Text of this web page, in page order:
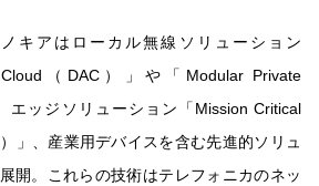
キアはローカル無線ソリューション
Cloud（DAC）」や「Modular Private
エッジソリューション「Mission Critical
」、産業用デバイスを含む先進的ソリュ
開。これらの技術はテレフォニカのネッ